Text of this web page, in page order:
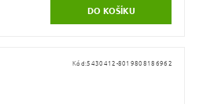
Kód:5430412-8019808186962